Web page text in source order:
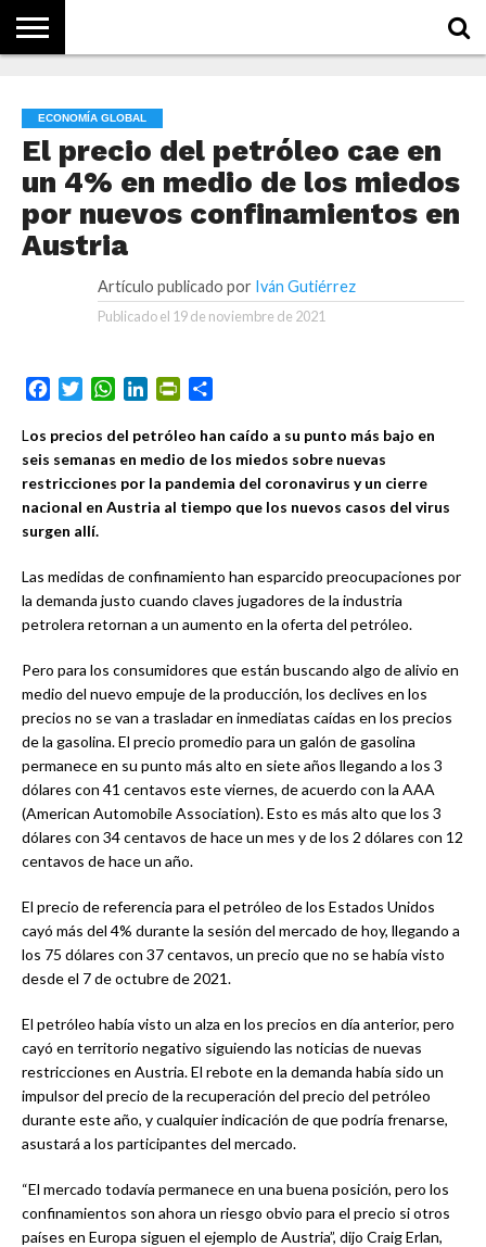
QUÉ
SE
ESTO?
ECONOMÍA GLOBAL
El precio del petróleo cae en
un 4% en medio de los miedos
por nuevos confinamientos en
Austria
Artículo publicado por Iván Gutiérrez
Publicado el 19 de noviembre de 2021
Facebook
TwitterWhatsApp
LinkedInPrintFriendly
Los precios del petróleo han caído a su punto más bajo en
seis semanas en medio de los miedos sobre nuevas
restricciones por la pandemia del coronavirus y un cierre
nacional en Austria al tiempo que los nuevos casos del virus
surgen allí.
Las medidas de confinamiento han esparcido preocupaciones por
la demanda justo cuando claves jugadores de la industria
petrolera retornan a un aumento en la oferta del petróleo.
Pero para los consumidores que están buscando algo de alivio en
medio del nuevo empuje de la producción, los declives en los
precios no se van a trasladar en inmediatas caídas en los precios
de la gasolina. El precio promedio para un galón de gasolina
permanece en su punto más alto en siete años llegando a los 3
dólares con 41 centavos este viernes, de acuerdo con la AAA
(American Automobile Association). Esto es más alto que los 3
dólares con 34 centavos de hace un mes y de los 2 dólares con 12
centavos de hace un año.
El precio de referencia para el petróleo de los Estados Unidos
cayó más del 4% durante la sesión del mercado de hoy, llegando a
los 75 dólares con 37 centavos, un precio que no se había visto
desde el 7 de octubre de 2021.
El petróleo había visto un alza en los precios en día anterior, pero
cayó en territorio negativo siguiendo las noticias de nuevas
restricciones en Austria. El rebote en la demanda había sido un
impulsor del precio de la recuperación del precio del petróleo
durante este año, y cualquier indicación de que podría frenarse,
asustará a los participantes del mercado.
“El mercado todavía permanece en una buena posición, pero los
confinamientos son ahora un riesgo obvio para el precio si otros
países en Europa siguen el ejemplo de Austria”, dijo Craig Erlan,